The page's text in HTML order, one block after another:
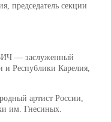
председатель секции
— заслуженный
и Республики Карелия,
артист России,
им. Гнесиных.